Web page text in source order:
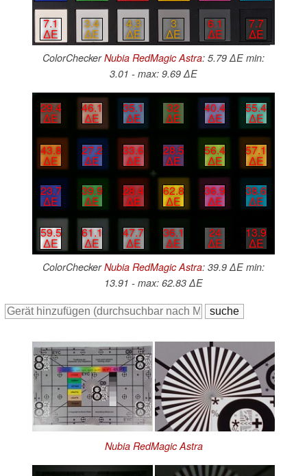
7.1
∆E
3.4
∆E
4.3
∆E
3
∆E
6.1
∆E
7.7
∆E
ColorCheckerNubia RedMagic Astra: 5.79 ∆E min:
3.01 - max: 9.69 ∆E
29.4
∆E
46.1
∆E
35.1
∆E
32
∆E
40.4
∆E
55.4
∆E
43.8
∆E
27.2
∆E
33.6
∆E
28.5
∆E
56.4
∆E
57.1
∆E
23.7
∆E
39.9
∆E
28.4
∆E
62.8
∆E
36.9
∆E
38.6
∆E
59.5
∆E
61.1
∆E
47.7
∆E
36.1
∆E
24
∆E
13.9
∆E
ColorCheckerNubia RedMagic Astra: 39.9 ∆E min:
13.91 - max: 62.83 ∆E
Nubia RedMagic Astra